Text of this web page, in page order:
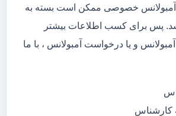
آمبولانس خصوصی ممکن است بسته به
پس برای کسب اطلاعات بیشتر
آمبولانس و یا درخواست آمبولانس ، با ما
کارشناس